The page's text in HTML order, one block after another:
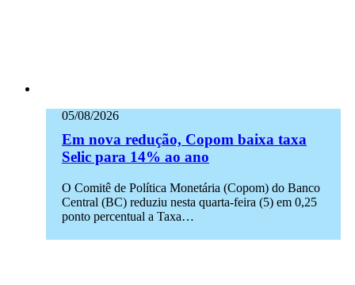
05/08/2026
Em nova redução, Copom baixa taxa
Selic para 14% ao ano
O Comitê de Política Monetária (Copom) do Banco
Central (BC) reduziu nesta quarta-feira (5) em 0,25
ponto percentual a Taxa…